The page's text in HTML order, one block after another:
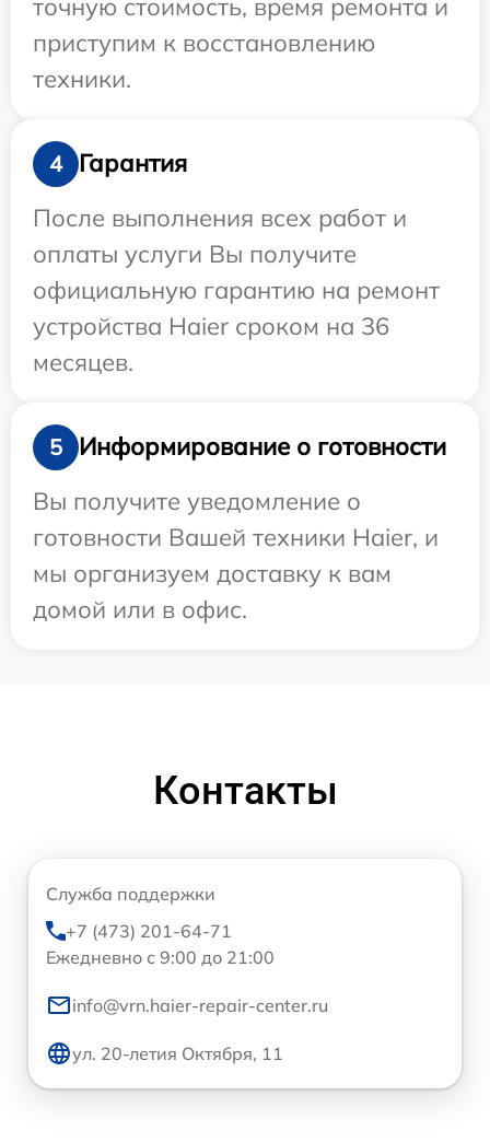
точную стоимость, время ремонта и
приступим к восстановлению
техники.
4
Гарантия
После выполнения всех работ и
оплаты услуги Вы получите
официальную гарантию на ремонт
устройства Haier сроком на 36
месяцев.
5
Информирование о готовности
Вы получите уведомление о
готовности Вашей техники Haier, и
мы организуем доставку к вам
домой или в офис.
Контакты
Служба поддержки
+7 (473) 201-64-71
Ежедневно с 9:00 до 21:00
info@vrn.haier-repair-center.ru
ул. 20-летия Октября, 11